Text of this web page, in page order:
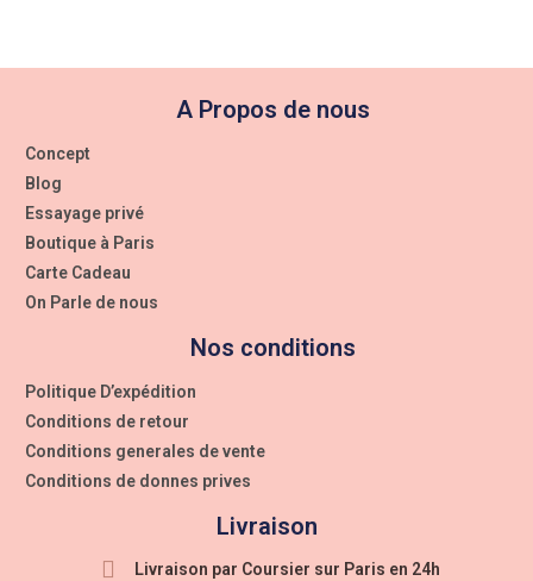
A Propos de nous
Concept
Blog
Essayage privé
Boutique à Paris
Carte Cadeau
On Parle de nous
Nos conditions
Politique D’expédition
Conditions de retour
Conditions generales de vente
Conditions de donnes prives
Livraison
Livraison par Coursier sur Paris en 24h